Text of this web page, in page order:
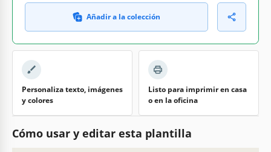
Añadir a la colección
Personaliza texto, imágenes
y colores
Listo para imprimir en casa
o en la oficina
Cómo usar y editar esta plantilla